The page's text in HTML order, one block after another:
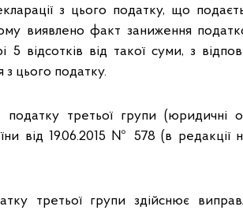
з цього податку, що
виявлено факт заниження
відсотків від такої суми, з
з цього податку.
третьої групи (юридичні
від 19.06.2015 № 578 (в редакції
третьої групи здійснює